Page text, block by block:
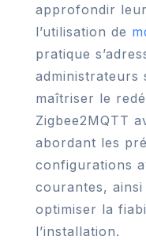
approfondir
l’utilisation de
pratique
administrateurs
maîtriser le
Zigbee2MQTT
abordant les
configurations
courantes,
optimiser la
l’installation.